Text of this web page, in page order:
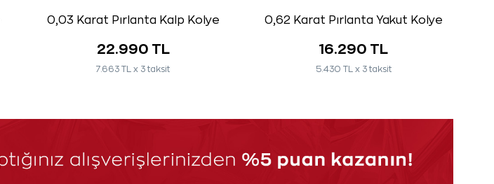
0,03 Karat Pırlanta Kalp Kolye
22.990 TL
7.663 TL x 3 taksit
0,62 Karat Pırlanta Yakut Kolye
16.290 TL
5.430 TL x 3 taksit